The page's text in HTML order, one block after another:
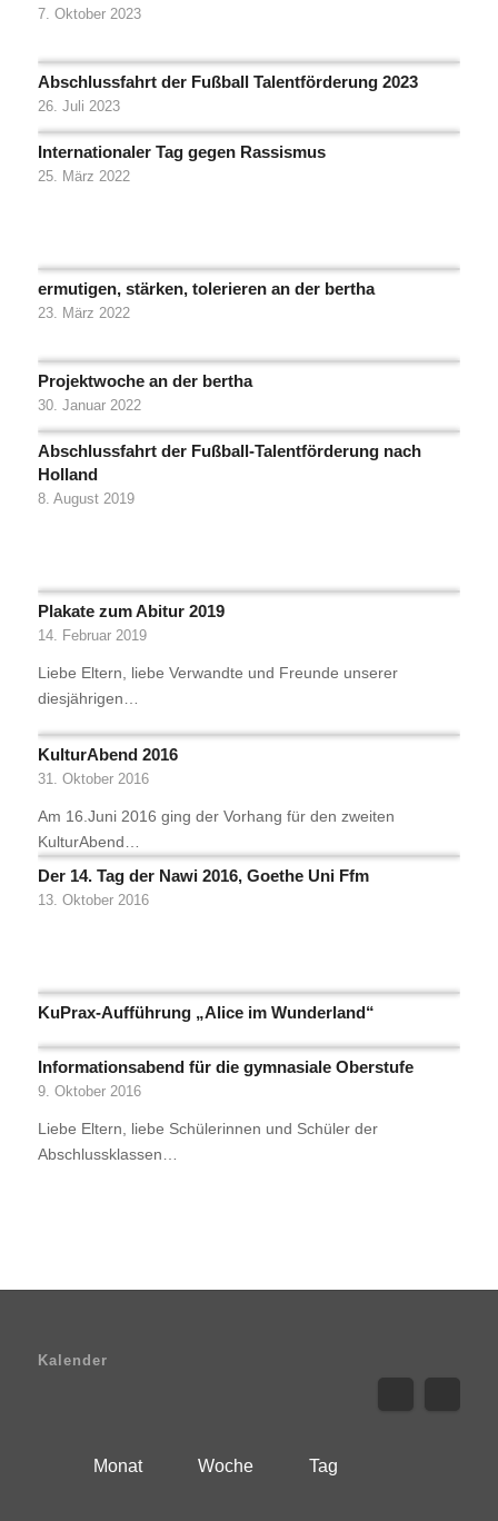
7. Oktober 2023
Abschlussfahrt der Fußball Talentförderung 2023
26. Juli 2023
Internationaler Tag gegen Rassismus
25. März 2022
ermutigen, stärken, tolerieren an der bertha
23. März 2022
Projektwoche an der bertha
30. Januar 2022
Abschlussfahrt der Fußball-Talentförderung nach
Holland
8. August 2019
Plakate zum Abitur 2019
14. Februar 2019
Liebe Eltern, liebe Verwandte und Freunde unserer
diesjährigen…
KulturAbend 2016
31. Oktober 2016
Am 16.Juni 2016 ging der Vorhang für den zweiten
KulturAbend…
Der 14. Tag der Nawi 2016, Goethe Uni Ffm
13. Oktober 2016
KuPrax-Aufführung „Alice im Wunderland“
Informationsabend für die gymnasiale Oberstufe
9. Oktober 2016
Liebe Eltern, liebe Schülerinnen und Schüler der
Abschlussklassen…
Kalender
Monat Woche Tag